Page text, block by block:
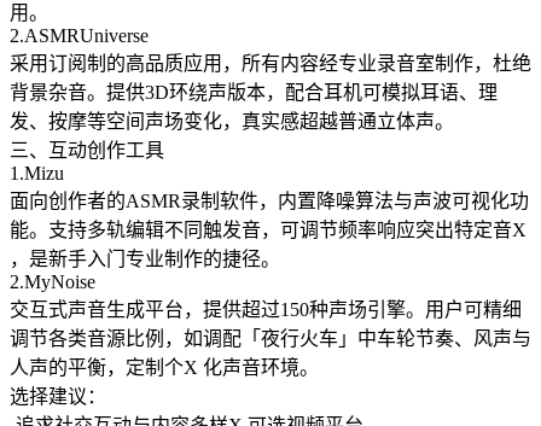
用。
2.ASMRUniverse
采用订阅制的高品质应用，所有内容经专业录音室制作，杜绝
背景杂音。提供3D环绕声版本，配合耳机可模拟耳语、理
发、按摩等空间声场变化，真实感超越普通立体声。
三、互动创作工具
1.Mizu
面向创作者的ASMR录制软件，内置降噪算法与声波可视化功
能。支持多轨编辑不同触发音，可调节频率响应突出特定音X
，是新手入门专业制作的捷径。
2.MyNoise
交互式声音生成平台，提供超过150种声场引擎。用户可精细
调节各类音源比例，如调配「夜行火车」中车轮节奏、风声与
人声的平衡，定制个X 化声音环境。
选择建议：